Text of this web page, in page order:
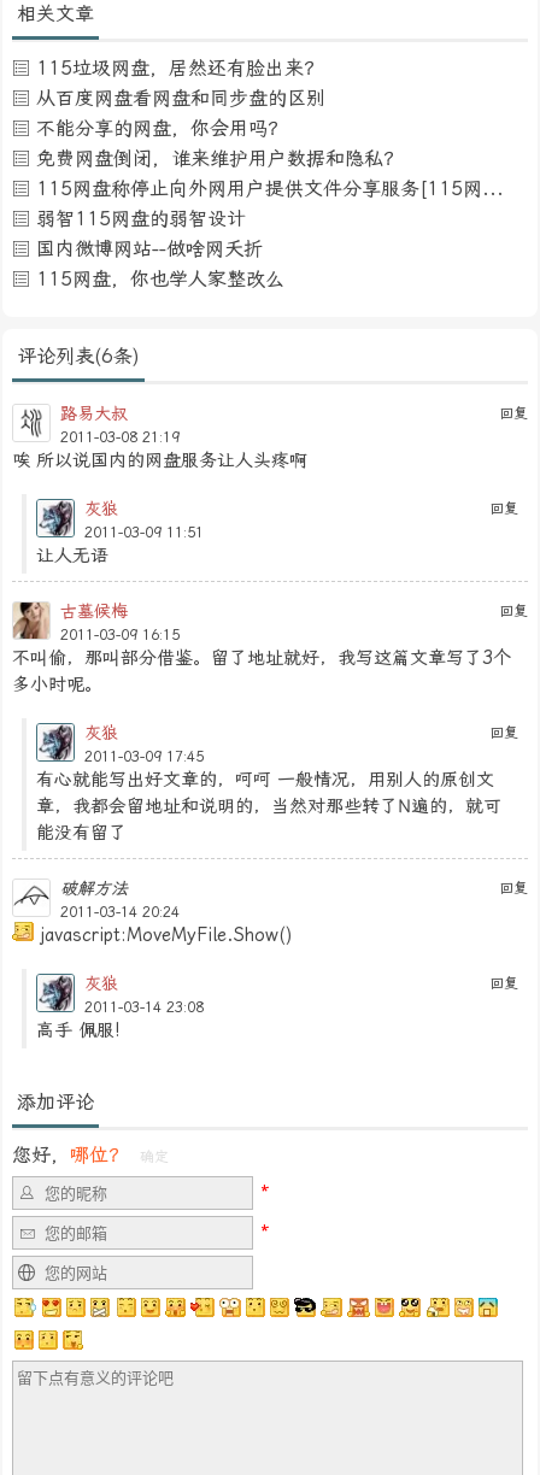
相关文章
115垃圾网盘，居然还有脸出来？
从百度网盘看网盘和同步盘的区别
不能分享的网盘，你会用吗？
免费网盘倒闭，谁来维护用户数据和隐私？
115网盘称停止向外网用户提供文件分享服务[115网盘倒闭]
弱智115网盘的弱智设计
国内微博网站--做啥网夭折
115网盘，你也学人家整改么
评论列表(6条)
回复
路易大叔
2011-03-08 21:19
唉 所以说国内的网盘服务让人头疼啊
回复
灰狼
2011-03-09 11:51
让人无语
回复
古墓候梅
2011-03-09 16:15
不叫偷，那叫部分借鉴。留了地址就好，我写这篇文章写了3个
多小时呢。
回复
灰狼
2011-03-09 17:45
有心就能写出好文章的，呵呵 一般情况，用别人的原创文
章，我都会留地址和说明的，当然对那些转了N遍的，就可
能没有留了
回复
破解方法
2011-03-14 20:24
javascript:MoveMyFile.Show()
回复
灰狼
2011-03-14 23:08
高手 佩服!
添加评论
您好， 哪位？ 确定